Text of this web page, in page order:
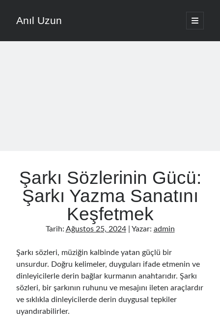
Anıl Uzun
ana
menüyü
Yan
Vokal Ses Kısılması Nasıl Önlenir Etkili Yöntemler
Evde Şarkı Kaydı Kurulumu Düşük Bütçeyle Nasıl Yapılır
Müzikte Motivasyon Kaybını Önleme Yöntemleri
Şarkı Yazma Teknikleri İçin Söz Ve Melodi Sıralaması
Müzik Yeteneği Sonradan Gelişir Mi Ve Nasıl Geliştirilir
Şarkı Sözlerinin Gücü:
Şarkı Yazma Sanatını
Keşfetmek
Tarih: Ağustos 25, 2024| Yazar: admin
Şarkı sözleri, müziğin kalbinde yatan güçlü bir
unsurdur. Doğru kelimeler, duyguları ifade etmenin ve
dinleyicilerle derin bağlar kurmanın anahtarıdır. Şarkı
sözleri, bir şarkının ruhunu ve mesajını ileten araçlardır
ve sıklıkla dinleyicilerde derin duygusal tepkiler
uyandırabilirler.